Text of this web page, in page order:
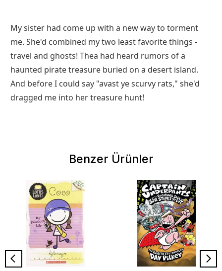
My sister had come up with a new way to torment
me. She'd combined my two least favorite things -
travel and ghosts! Thea had heard rumors of a
haunted pirate treasure buried on a desert island.
And before I could say "avast ye scurvy rats," she'd
dragged me into her treasure hunt!
Benzer Ürünler